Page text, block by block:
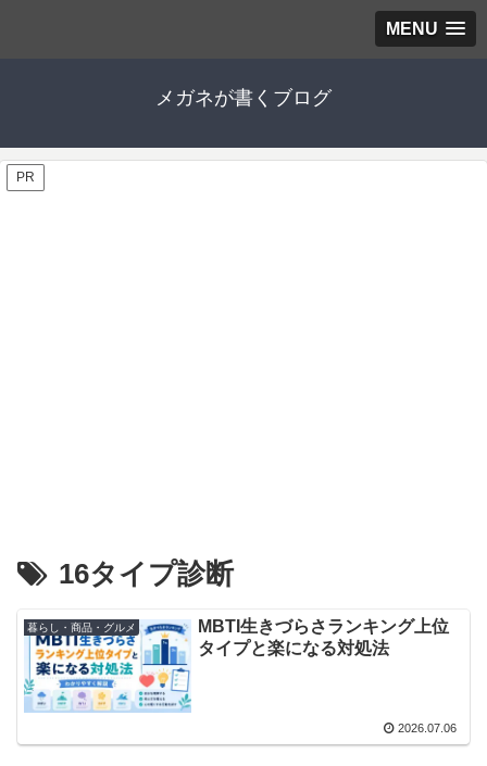
MENU
メガネが書くブログ
PR
16タイプ診断
暮らし・商品・グルメ
MBTI生きづらさランキング上位
タイプと楽になる対処法
2026.07.06